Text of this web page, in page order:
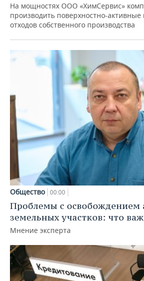
На мощностях ООО «ХимСервис»
производить поверхностно-активные
отходов собственного производства
Общество 00:00
Проблемы с освобождением
земельных участков: что
Мнение эксперта